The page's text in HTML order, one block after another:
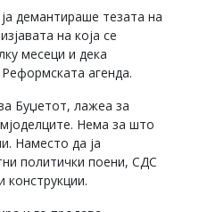
демантираше тезата на
на која се
месеци и дека
агенда.
Буџетот, лажеа за
Нема за што
Наместо да ја
политички поени, СДС
конструкции.